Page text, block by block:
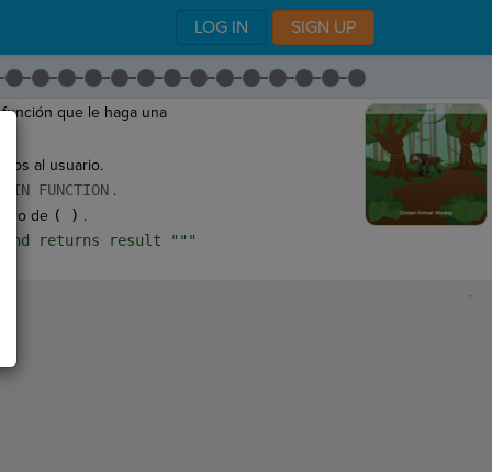
LOG IN SIGN UP
que le haga una
al usuario.
MAIN FUNCTION.
de ( ) .
and returns result """
,